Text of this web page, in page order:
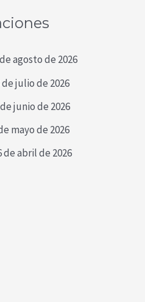
agosto de 2026
de julio de 2026
junio de 2026
mayo de 2026
de abril de 2026